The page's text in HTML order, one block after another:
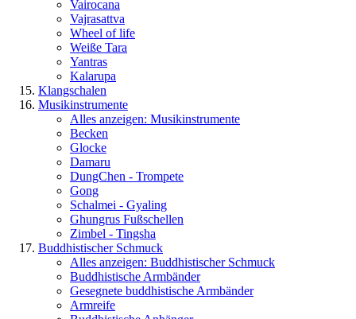
Vairocana
Vajrasattva
Wheel of life
Weiße Tara
Yantras
Kalarupa
Klangschalen
Musikinstrumente
Alles anzeigen: Musikinstrumente
Becken
Glocke
Damaru
DungChen - Trompete
Gong
Schalmei - Gyaling
Ghungrus Fußschellen
Zimbel - Tingsha
Buddhistischer Schmuck
Alles anzeigen: Buddhistischer Schmuck
Buddhistische Armbänder
Gesegnete buddhistische Armbänder
Armreife